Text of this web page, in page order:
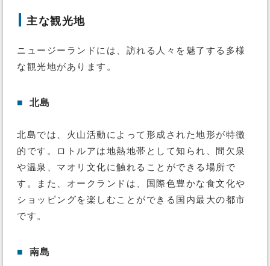
主な観光地
ニュージーランドには、訪れる人々を魅了する多様
な観光地があります。
■ 北島
北島では、火山活動によって形成された地形が特徴
的です。ロトルアは地熱地帯として知られ、間欠泉
や温泉、マオリ文化に触れることができる場所で
す。また、オークランドは、国際色豊かな食文化や
ショッピングを楽しむことができる国内最大の都市
です。
■ 南島